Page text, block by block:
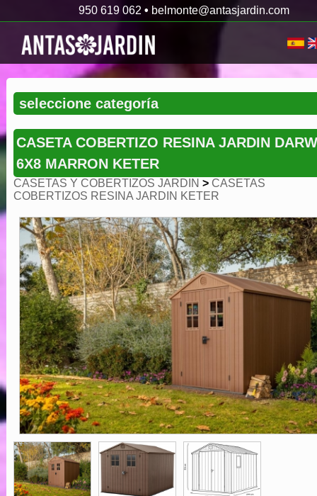
950 619 062 • belmonte@antasjardin.com
CASETA COBERTIZO RESINA JARDIN
6X8 MARRON KETER
CASETAS Y COBERTIZOS JARDIN > CASETAS
COBERTIZOS RESINA JARDIN KETER